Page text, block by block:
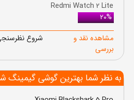
Redmi Watch 2 Lite
20%
مشاهده نقد و
بررسی
شروع
به نظر شما بهترین گوشی گیمینگ